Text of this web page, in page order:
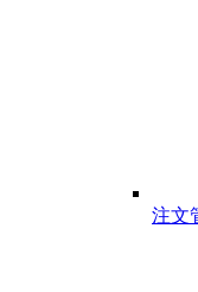
注文